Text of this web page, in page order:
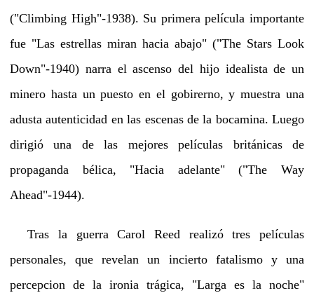
("Climbing High"-1938). Su primera película importante
fue "Las estrellas miran hacia abajo" ("The Stars Look
Down"-1940) narra el ascenso del hijo idealista de un
minero hasta un puesto en el gobirerno, y muestra una
adusta autenticidad en las escenas de la bocamina. Luego
dirigió una de las mejores películas británicas de
propaganda bélica, "Hacia adelante" ("The Way
Ahead"-1944).
Tras la guerra Carol Reed realizó tres películas
personales, que revelan un incierto fatalismo y una
percepcion de la ironia trágica, "Larga es la noche"